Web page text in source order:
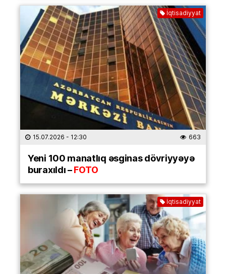
İqtisadiyyat
15.07.2026 - 12:30 663
Yeni 100 manatlıq əsginas dövriyyəyə
buraxıldı –FOTO
İqtisadiyyat